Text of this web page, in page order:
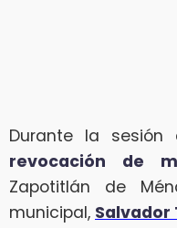
Durante la sesión
revocación de
Zapotitlán de
municipal, Salvador